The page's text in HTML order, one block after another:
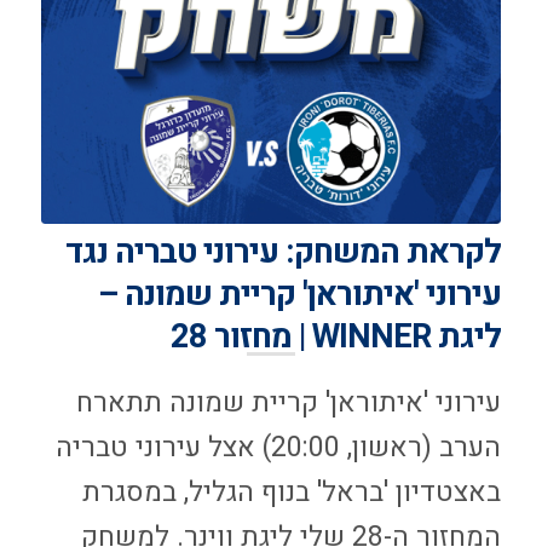
לקראת המשחק: עירוני טבריה נגד
עירוני 'איתוראן' קריית שמונה –
ליגת WINNER | מחזור 28
עירוני 'איתוראן' קריית שמונה תתארח
הערב (ראשון, 20:00) אצל עירוני טבריה
באצטדיון 'בראל' בנוף הגליל, במסגרת
המחזור ה-28 שלי ליגת ווינר. למשחק